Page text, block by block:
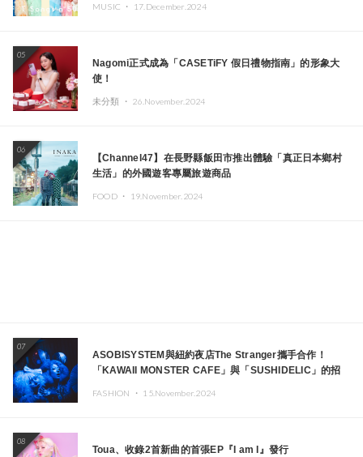
MUSIC ・ 17.December.2024
05
Nagomi正式成為「CASETiFY 假日禮物指南」的形象大
使！
未分類 ・ 26.November.2024
06
【Channel47】在長野縣飯田市推出體驗「真正日本鄉村
生活」的外國遊客專屬旅遊商品
FOOD ・ 19.November.2024
07
ASOBISYSTEM與紐約夜店The Stranger攜手合作！
「KAWAII MONSTER CAFE」與「SUSHIDELIC」的招
FASHION ・ 15.November.2024
08
Toua、收錄2首新曲的首張EP『I am I』發行